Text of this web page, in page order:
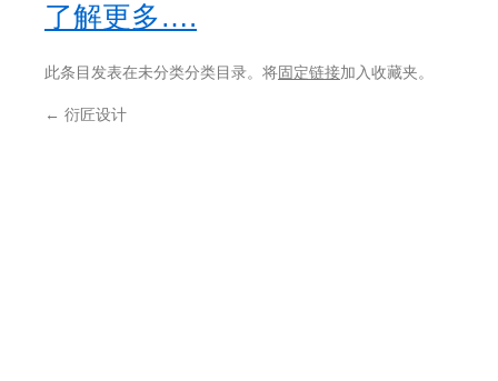
了解更多….
此条目发表在未分类分类目录。将固定链接加入收藏夹。
← 衍匠设计